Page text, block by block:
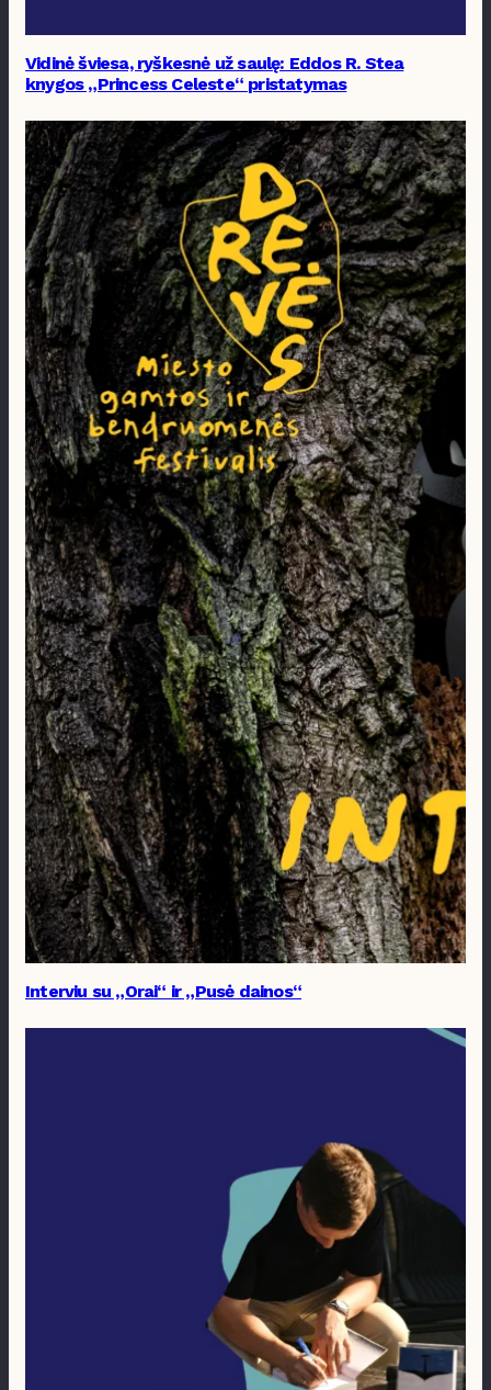
Vidinė šviesa, ryškesnė už saulę: Eddos R. Stea
knygos „Princess Celeste“ pristatymas
Interviu su „Orai“ ir „Pusė dainos“